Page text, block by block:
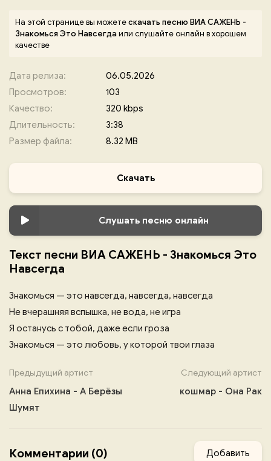
На этой странице вы можетескачать песню ВИА САЖЕНЬ -
Знакомься Это Навсегдаили слушайте онлайн в хорошем
качестве
Дата релиза:
06.05.2026
Просмотров:
103
Качество:
320 kbps
Длительность:
3:38
Размер файла:
8.32 MB
Скачать
Слушать песню онлайн
Текст песни ВИА САЖЕНЬ - Знакомься Это
Навсегда
Знакомься — это навсегда, навсегда, навсегда
Не вчерашняя вспышка, не вода, не игра
Я останусь с тобой, даже если гроза
Знакомься — это любовь, у которой твои глаза
Предыдущий артист
Анна Епихина - А Берёзы
Шумят
Следующий артист
кошмар - Она Рак
Комментарии (0) Добавить